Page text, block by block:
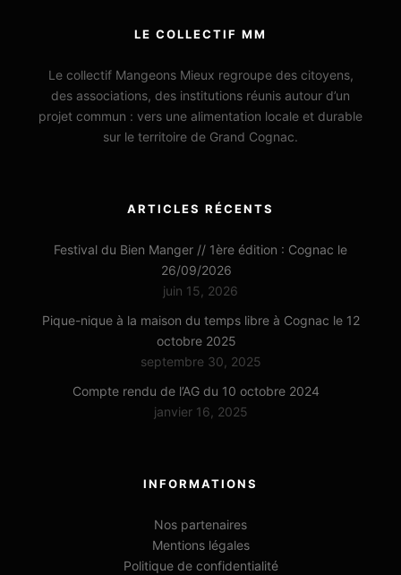
LE COLLECTIF MM
Le collectif Mangeons Mieux regroupe des citoyens,
des associations, des institutions réunis autour d’un
projet commun : vers une alimentation locale et durable
sur le territoire de Grand Cognac.
ARTICLES RÉCENTS
Festival du Bien Manger // 1ère édition : Cognac le
26/09/2026
juin 15, 2026
Pique-nique à la maison du temps libre à Cognac le 12
octobre 2025
septembre 30, 2025
Compte rendu de l’AG du 10 octobre 2024
janvier 16, 2025
INFORMATIONS
Nos partenaires
Mentions légales
Politique de confidentialité